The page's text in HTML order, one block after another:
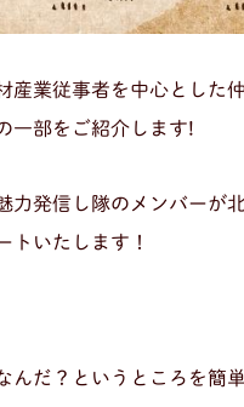
業従事者を中心とした
一部をご紹介します!
力発信し隊のメンバーが
トいたします！
んだ？というところを簡